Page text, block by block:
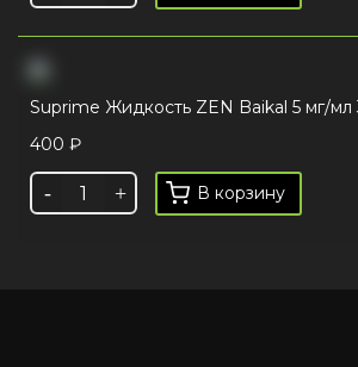
Suprime Жидкость ZEN Baikal 5 мг/мл
400 ₽
В корзину